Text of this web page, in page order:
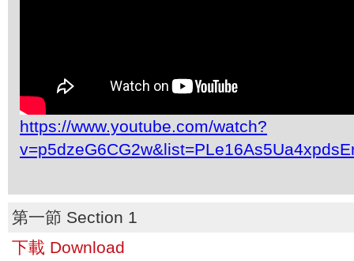
https://www.youtube.com/watch?
第一節 Section 1
下載 Download